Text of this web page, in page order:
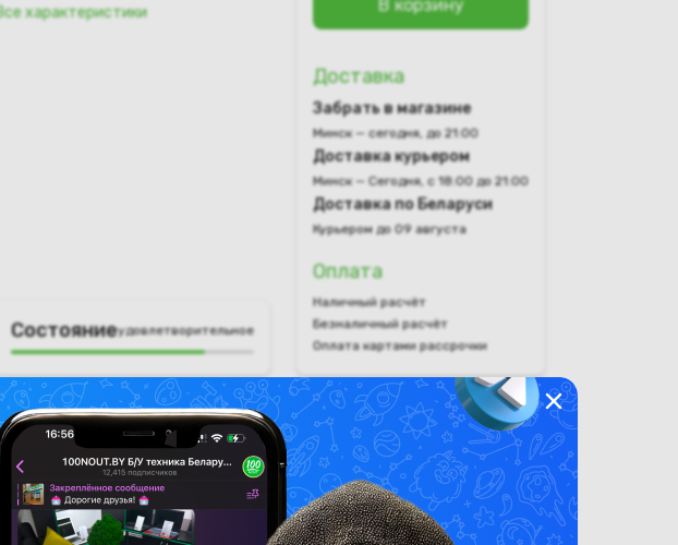
Все характеристики
Состояниеудовлетворительное
В корзину
Доставка
Забрать в магазине
Минск — сегодня, до 21:00
Доставка курьером
Минск — Сегодня, с 18:00 до 21:00
Доставка по Беларуси
Курьером до 09 августа
Оплата
Наличный расчёт
Безналичный расчёт
Оплата картами рассрочки